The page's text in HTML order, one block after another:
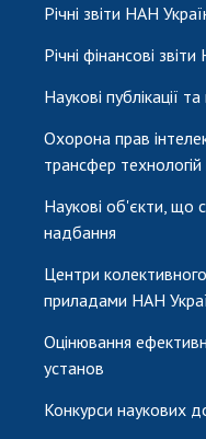
Річні звіти НАН
Річні фінансові
Наукові публікації
Охорона прав
трансфер
Наукові об'єкти, що
надбання
Центри
приладами НАН
Оцінювання
установ
Конкурси наукових